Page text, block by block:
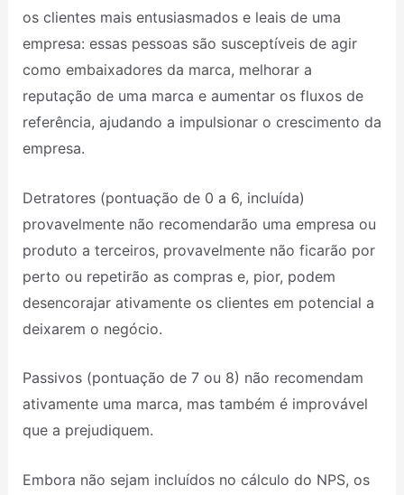
os clientes mais entusiasmados e leais de uma
empresa: essas pessoas são susceptíveis de agir
como embaixadores da marca, melhorar a
reputação de uma marca e aumentar os fluxos de
referência, ajudando a impulsionar o crescimento da
empresa.
Detratores (pontuação de 0 a 6, incluída)
provavelmente não recomendarão uma empresa ou
produto a terceiros, provavelmente não ficarão por
perto ou repetirão as compras e, pior, podem
desencorajar ativamente os clientes em potencial a
deixarem o negócio.
Passivos (pontuação de 7 ou 8) não recomendam
ativamente uma marca, mas também é improvável
que a prejudiquem.
Embora não sejam incluídos no cálculo do NPS, os